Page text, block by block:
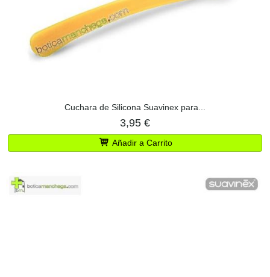
Cuchara de Silicona Suavinex para...
3,95 €
Añadir a Carrito